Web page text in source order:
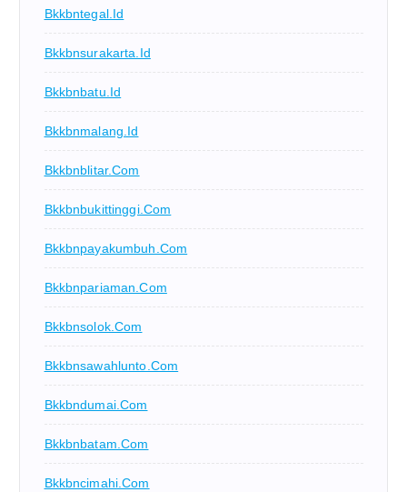
Bkkbntegal.id
Bkkbnsurakarta.id
Bkkbnbatu.id
Bkkbnmalang.id
Bkkbnblitar.com
Bkkbnbukittinggi.com
Bkkbnpayakumbuh.com
Bkkbnpariaman.com
Bkkbnsolok.com
Bkkbnsawahlunto.com
Bkkbndumai.com
Bkkbnbatam.com
Bkkbncimahi.com